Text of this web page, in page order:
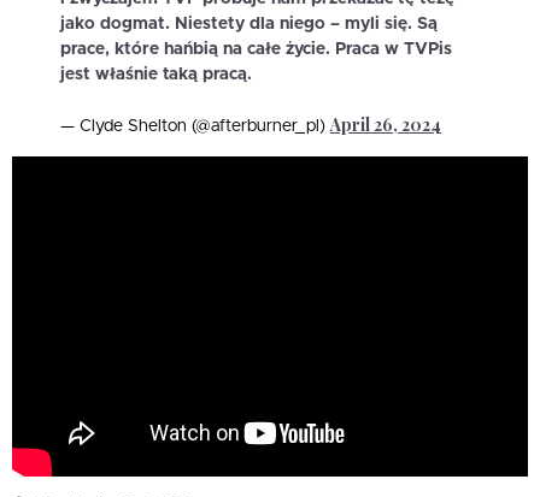
jako dogmat. Niestety dla niego – myli się. Są
prace, które hańbią na całe życie. Praca w TVPis
jest właśnie taką pracą.
— Clyde Shelton (@afterburner_pl) April 26, 2024